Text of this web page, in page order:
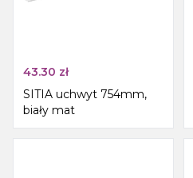
43.30 zł
SITIA uchwyt 754mm,
biały mat